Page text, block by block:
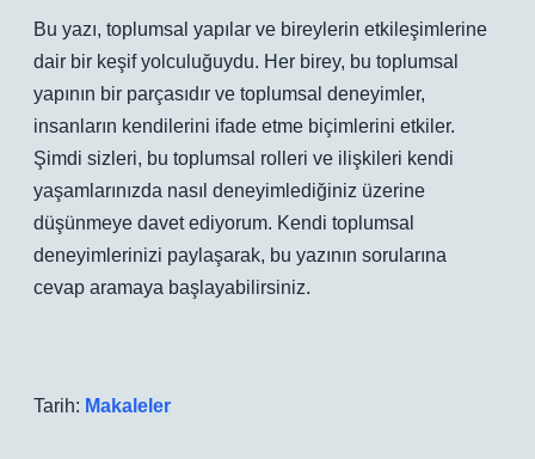
Bu yazı, toplumsal yapılar ve bireylerin etkileşimlerine
dair bir keşif yolculuğuydu. Her birey, bu toplumsal
yapının bir parçasıdır ve toplumsal deneyimler,
insanların kendilerini ifade etme biçimlerini etkiler.
Şimdi sizleri, bu toplumsal rolleri ve ilişkileri kendi
yaşamlarınızda nasıl deneyimlediğiniz üzerine
düşünmeye davet ediyorum. Kendi toplumsal
deneyimlerinizi paylaşarak, bu yazının sorularına
cevap aramaya başlayabilirsiniz.
Tarih: Makaleler